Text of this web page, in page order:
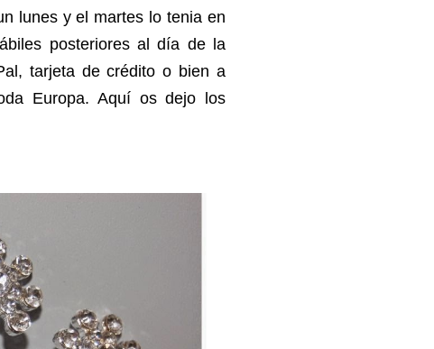
lunes y el martes lo tenia en
posteriores al día de la
tarjeta de crédito o bien a
Europa.Aquí os dejo los